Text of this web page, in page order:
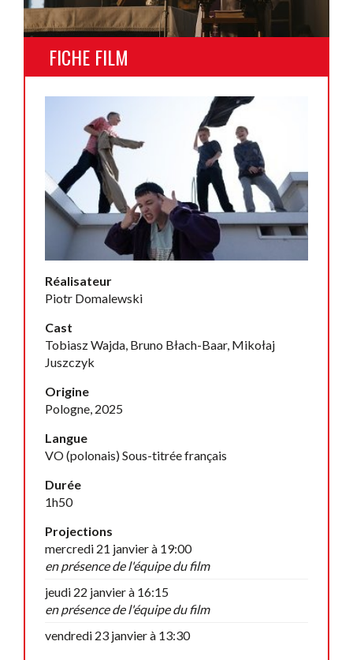
FICHE FILM
Réalisateur
Piotr Domalewski
Cast
Tobiasz Wajda, Bruno Błach-Baar, Mikołaj
Juszczyk
Origine
Pologne, 2025
Langue
VO (polonais) Sous-titrée français
Durée
1h50
Projections
mercredi 21 janvier à 19:00
en présence de l'équipe du film
jeudi 22 janvier à 16:15
en présence de l'équipe du film
vendredi 23 janvier à 13:30